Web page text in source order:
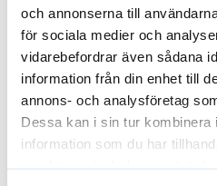
och annonserna till
för sociala medier och
vidarebefordrar även sådana
information från din enhet till
annons- och analysföretag
Dessa kan i sin tur kombinera
information som du har
plissétygerna behåller
stadiga ut även i stark
Balkonggardinen är
tvätt.
Konstruktion som
Gardinen hjälper till att